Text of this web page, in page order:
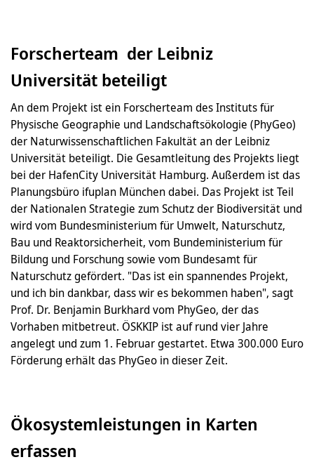
Forscherteam der Leibniz
Universität beteiligt
An dem Projekt ist ein Forscherteam des Instituts für
Physische Geographie und Landschaftsökologie (PhyGeo)
der Naturwissenschaftlichen Fakultät an der Leibniz
Universität beteiligt. Die Gesamtleitung des Projekts liegt
bei der HafenCity Universität Hamburg. Außerdem ist das
Planungsbüro ifuplan München dabei. Das Projekt ist Teil
der Nationalen Strategie zum Schutz der Biodiversität und
wird vom Bundesministerium für Umwelt, Naturschutz,
Bau und Reaktorsicherheit, vom Bundeministerium für
Bildung und Forschung sowie vom Bundesamt für
Naturschutz gefördert. "Das ist ein spannendes Projekt,
und ich bin dankbar, dass wir es bekommen haben", sagt
Prof. Dr. Benjamin Burkhard vom PhyGeo, der das
Vorhaben mitbetreut. ÖSKKIP ist auf rund vier Jahre
angelegt und zum 1. Februar gestartet. Etwa 300.000 Euro
Förderung erhält das PhyGeo in dieser Zeit.
Ökosystemleistungen in Karten
erfassen